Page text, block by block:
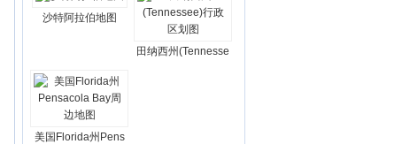
沙特阿拉伯地图
田纳西州(Tennesse
美国Florida州Pens